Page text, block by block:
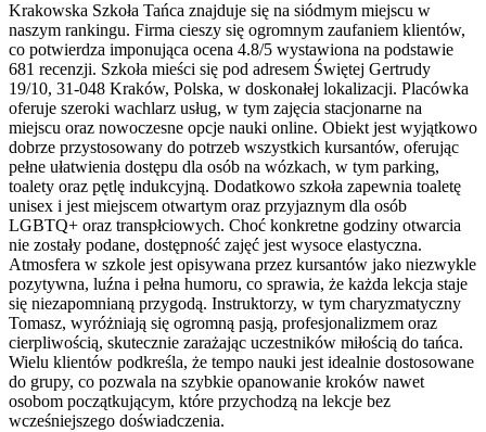
Krakowska Szkoła Tańca znajduje się na siódmym miejscu w
naszym rankingu. Firma cieszy się ogromnym zaufaniem klientów,
co potwierdza imponująca ocena 4.8/5 wystawiona na podstawie
681 recenzji. Szkoła mieści się pod adresem Świętej Gertrudy
19/10, 31-048 Kraków, Polska, w doskonałej lokalizacji. Placówka
oferuje szeroki wachlarz usług, w tym zajęcia stacjonarne na
miejscu oraz nowoczesne opcje nauki online. Obiekt jest wyjątkowo
dobrze przystosowany do potrzeb wszystkich kursantów, oferując
pełne ułatwienia dostępu dla osób na wózkach, w tym parking,
toalety oraz pętlę indukcyjną. Dodatkowo szkoła zapewnia toaletę
unisex i jest miejscem otwartym oraz przyjaznym dla osób
LGBTQ+ oraz transpłciowych. Choć konkretne godziny otwarcia
nie zostały podane, dostępność zajęć jest wysoce elastyczna.
Atmosfera w szkole jest opisywana przez kursantów jako niezwykle
pozytywna, luźna i pełna humoru, co sprawia, że każda lekcja staje
się niezapomnianą przygodą. Instruktorzy, w tym charyzmatyczny
Tomasz, wyróżniają się ogromną pasją, profesjonalizmem oraz
cierpliwością, skutecznie zarażając uczestników miłością do tańca.
Wielu klientów podkreśla, że tempo nauki jest idealnie dostosowane
do grupy, co pozwala na szybkie opanowanie kroków nawet
osobom początkującym, które przychodzą na lekcje bez
wcześniejszego doświadczenia.